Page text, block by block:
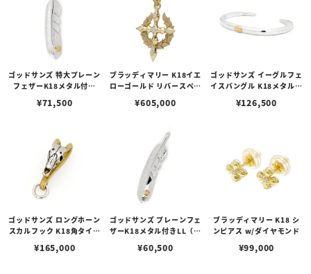
ゴッドサンズ 特大プレーン
フェザーK18メタル付き
¥71,500
ブラッディマリー K18イエ
ローゴールド リバースペン
¥605,000
ゴッドサンズ イーグルフェ
イスバングル K18メタル付
¥126,500
ゴッドサンズ ロングホーン
スカルフック K18角タイプ
¥165,000
ゴッドサンズ プレーンフェ
ザーK18メタル付きLL（右
¥60,500
ブラッディマリー K18 シ
ンピアス w/ダイヤモンド
¥99,000